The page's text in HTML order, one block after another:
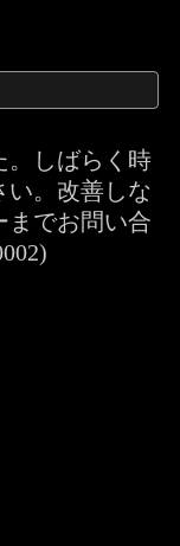
。しばらく時
い。改善しな
までお問い合